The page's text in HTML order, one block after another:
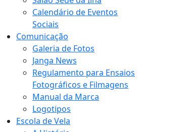
Calendário de Eventos
Sociais
Comunicação
Galeria de Fotos
Janga News
Regulamento para Ensaios
Fotográficos e Filmagens
Manual da Marca
Logotipos
Escola de Vela